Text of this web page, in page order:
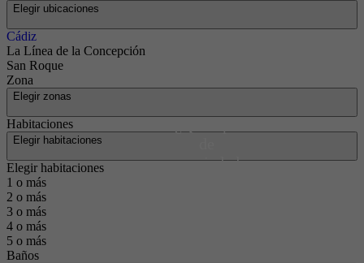
propiedad
Elegir ubicaciones
Cádiz
La Línea de la Concepción
San Roque
Zona
Elegir zonas
Habitaciones
Elegir habitaciones
Elegir habitaciones
1 o más
2 o más
3 o más
4 o más
5 o más
Baños